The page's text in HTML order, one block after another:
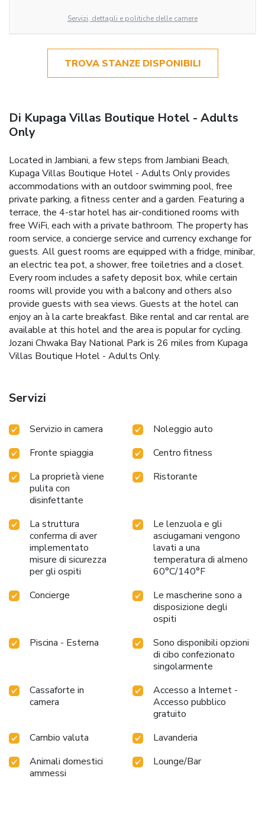
Servizi, dettagli e politiche delle camere
TROVA STANZE DISPONIBILI
Di Kupaga Villas Boutique Hotel - Adults
Only
Located in Jambiani, a few steps from Jambiani Beach,
Kupaga Villas Boutique Hotel - Adults Only provides
accommodations with an outdoor swimming pool, free
private parking, a fitness center and a garden. Featuring a
terrace, the 4-star hotel has air-conditioned rooms with
free WiFi, each with a private bathroom. The property has
room service, a concierge service and currency exchange for
guests. All guest rooms are equipped with a fridge, minibar,
an electric tea pot, a shower, free toiletries and a closet.
Every room includes a safety deposit box, while certain
rooms will provide you with a balcony and others also
provide guests with sea views. Guests at the hotel can
enjoy an à la carte breakfast. Bike rental and car rental are
available at this hotel and the area is popular for cycling.
Jozani Chwaka Bay National Park is 26 miles from Kupaga
Villas Boutique Hotel - Adults Only.
Servizi
Servizio in camera
Noleggio auto
Fronte spiaggia
Centro fitness
La proprietà viene
pulita con
disinfettante
Ristorante
La struttura
conferma di aver
implementato
misure di sicurezza
per gli ospiti
Le lenzuola e gli
asciugamani vengono
lavati a una
temperatura di almeno
60°C/140°F
Concierge
Le mascherine sono a
disposizione degli
ospiti
Piscina - Esterna
Sono disponibili opzioni
di cibo confezionato
singolarmente
Cassaforte in
camera
Accesso a Internet -
Accesso pubblico
gratuito
Cambio valuta
Lavanderia
Animali domestici
ammessi
Lounge/Bar